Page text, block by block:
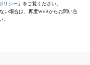
リシー 」をご覧ください。
い場合は、再度WEBからお問い合
。